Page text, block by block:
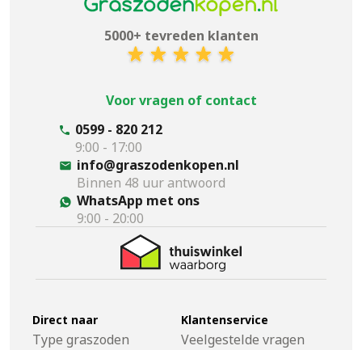
5000+ tevreden klanten
Voor vragen of contact
0599 - 820 212
9:00 - 17:00
info@graszodenkopen.nl
Binnen 48 uur antwoord
WhatsApp met ons
9:00 - 20:00
Direct naar
Type graszoden
Klantenservice
Veelgestelde vragen